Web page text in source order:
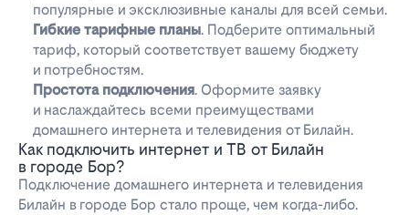
популярные и эксклюзивные каналы для всей семьи.
Гибкие тарифные планы. Подберите оптимальный
тариф, который соответствует вашему бюджету
и потребностям.
Простота подключения. Оформите заявку
и наслаждайтесь всеми преимуществами
домашнего интернета и телевидения от Билайн.
Как подключить интернет и ТВ от Билайн
в городе Бор?
Подключение домашнего интернета и телевидения
Билайн в городе Бор стало проще, чем когда-либо.